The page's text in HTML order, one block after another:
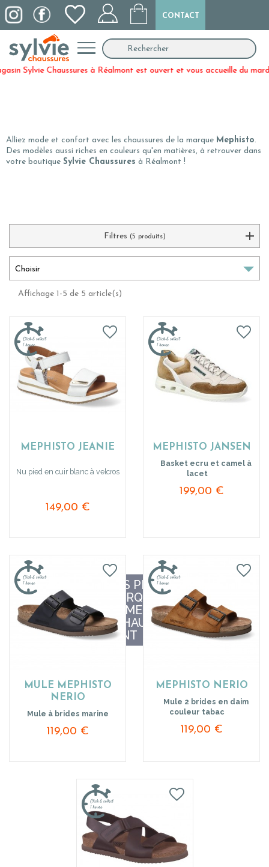
Chaussures à Réalmont est ouvert et vous accueille du mardi au 
CONTACT
LISTE DES PRODUITS
DE LA MARQUE
MARQUE MEPHISTO |
SYLVIE CHAUSSURES
RÉALMONT
Alliez mode et confort avec les chaussures de la marque Mephisto.
Des modèles aussi riches en couleurs qu'en matières, à retrouver dans
votre boutique Sylvie Chaussures à Réalmont !
Filtres (5 produits)
Choisir
Affichage 1-5 de 5 article(s)
MEPHISTO JEANIE
Nu pied en cuir blanc à velcros
149,00 €
MEPHISTO JANSEN
Basket ecru et camel à
lacet
199,00 €
MULE MEPHISTO
NERIO
Mule à brides marine
119,00 €
MEPHISTO NERIO
Mule 2 brides en daim
couleur tabac
119,00 €